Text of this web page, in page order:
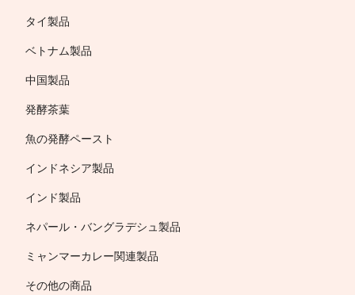
タイ製品
ベトナム製品
中国製品
発酵茶葉
魚の発酵ペースト
インドネシア製品
インド製品
ネパール・バングラデシュ製品
ミャンマーカレー関連製品
その他の商品